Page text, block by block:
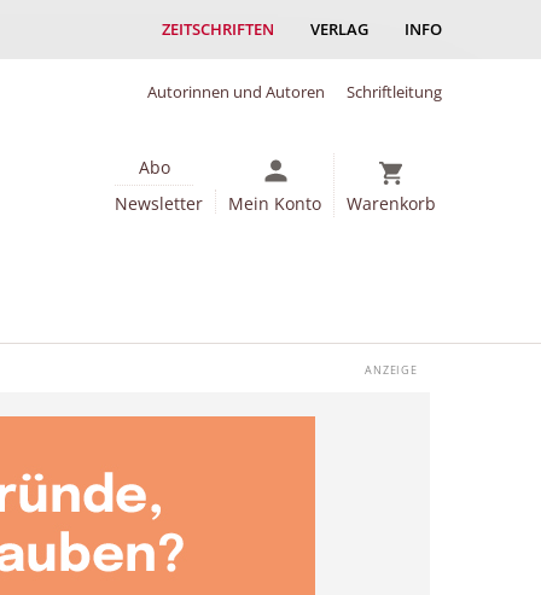
ZEITSCHRIFTEN VERLAG INFO
Autorinnen und Autoren Schriftleitung
Abo
Newsletter
Mein Konto Warenkorb